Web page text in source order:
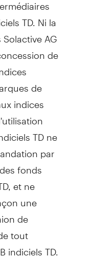
TD. Ni la
AG
de
de
indices
TD ne
par
fonds
et ne
une
de
tout
indiciels TD.